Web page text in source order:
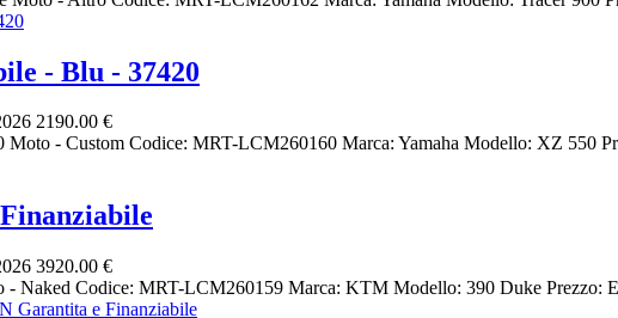
- Blu - 37420
2190.00 €
- Custom Codice: MRT-LCM260160 Marca: Yamaha Modello: XZ 550
3920.00 €
Naked Codice: MRT-LCM260159 Marca: KTM Modello: 390 Duke Prezzo: